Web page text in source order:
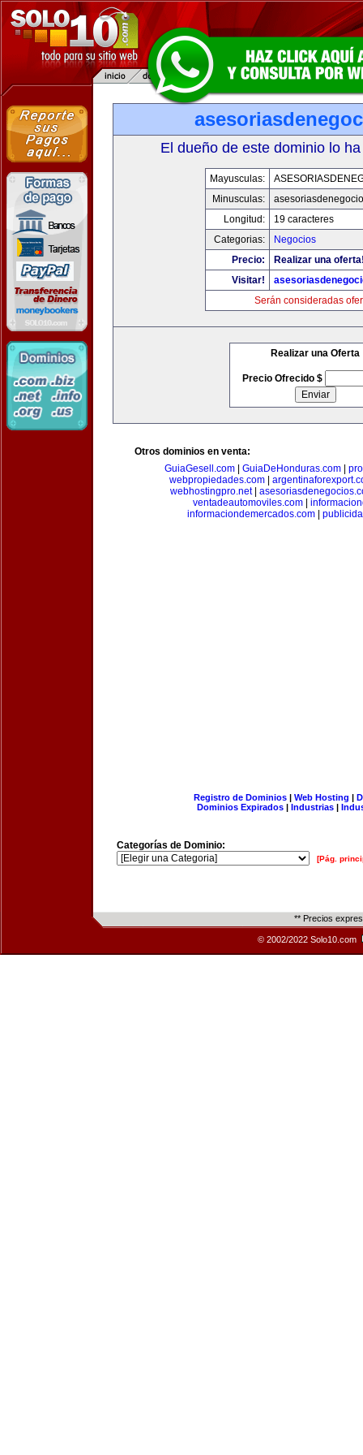
El dueño de este dominio lo
Mayusculas:
Minusculas:
Longitud:
19 caracteres
Categorias:
Negocios
Precio:
Realizar una
Visitar!
Serán consideradas
Realizar una Oferta
Precio Ofrecido $
Otros dominios en venta:
GuiaGesell.com| GuiaDeHonduras.com|
webpropiedades.com
webhostingpro.net|
ventadeautomoviles.com|
informaciondemercados.com|
Registro de Dominios| Web Hosting |
Dominios Expirados | Industrias |
Categorías de Dominio:
[Pág.
** Precios
© 2002/2022 Solo10.com